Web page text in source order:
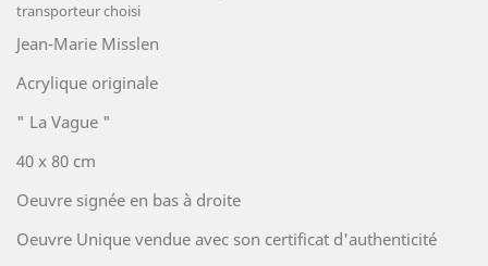
transporteur choisi
Jean-Marie Misslen
Acrylique originale
" La Vague "
40 x 80 cm
Oeuvre signée en bas à droite
Oeuvre Unique vendue avec son certificat d'authenticité